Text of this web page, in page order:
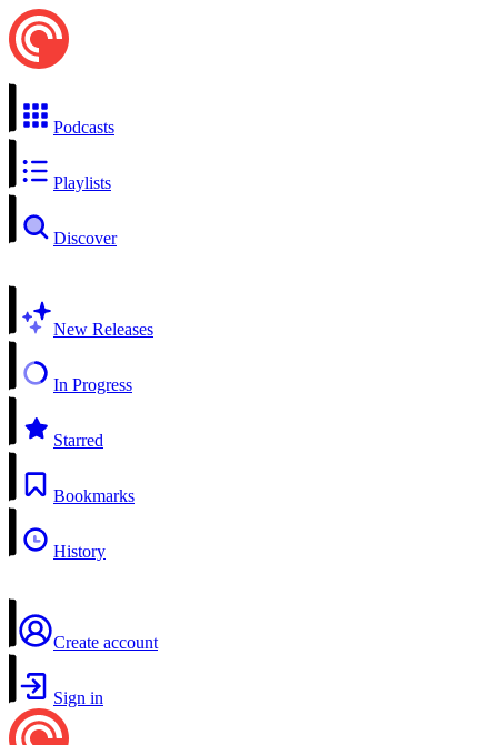
Podcasts
Playlists
Discover
New Releases
In Progress
Starred
Bookmarks
History
Create account
Sign in